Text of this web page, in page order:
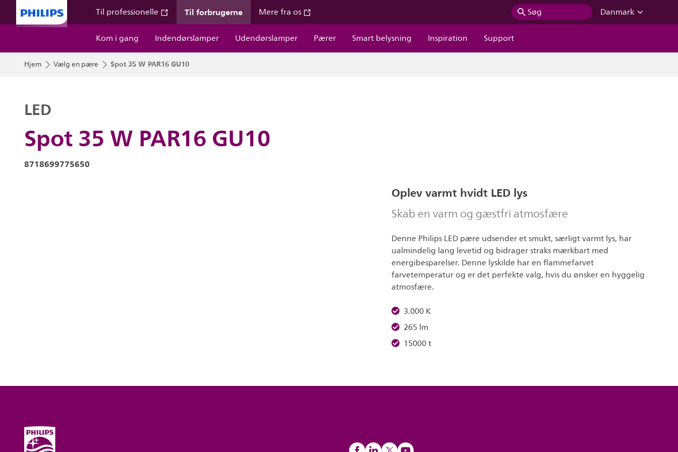
Til professionelle Til forbrugerne Mere fra os Søg
Danmark
Kom i gang
Indendørslamper Udendørslamper Pærer Smart belysning Inspiration Support
Hjem Vælg en pære Spot 35 W PAR16 GU10
Spot 35 W PAR16 GU10
LED
8718699775650
Oplev varmt hvidt LED lys
Skab en varm og gæstfri atmosfære
Denne Philips LED pære udsender et smukt, særligt varmt lys, har
ualmindelig lang levetid og bidrager straks mærkbart med
energibesparelser. Denne lyskilde har en flammefarvet
farvetemperatur og er det perfekte valg, hvis du ønsker en hyggelig
atmosfære.
3.000 K
265 lm
15000 t